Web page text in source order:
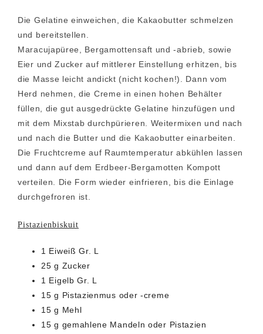
Die Gelatine einweichen, die Kakaobutter schmelzen
und bereitstellen.
Maracujapüree, Bergamottensaft und -abrieb, sowie
Eier und Zucker auf mittlerer Einstellung erhitzen, bis
die Masse leicht andickt (nicht kochen!). Dann vom
Herd nehmen, die Creme in einen hohen Behälter
füllen, die gut ausgedrückte Gelatine hinzufügen und
mit dem Mixstab durchpürieren. Weitermixen und nach
und nach die Butter und die Kakaobutter einarbeiten.
Die Fruchtcreme auf Raumtemperatur abkühlen lassen
und dann auf dem Erdbeer-Bergamotten Kompott
verteilen. Die Form wieder einfrieren, bis die Einlage
durchgefroren ist.
Pistazienbiskuit
1 Eiweiß Gr. L
25 g Zucker
1 Eigelb Gr. L
15 g Pistazienmus oder -creme
15 g Mehl
15 g gemahlene Mandeln oder Pistazien